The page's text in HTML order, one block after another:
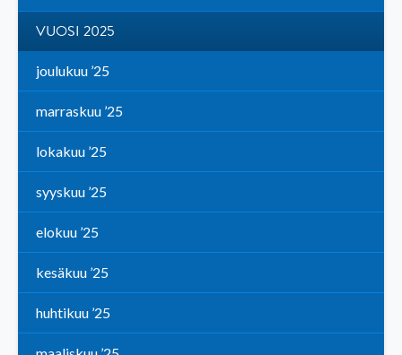
VUOSI 2025
joulukuu ’25
marraskuu ’25
lokakuu ’25
syyskuu ’25
elokuu ’25
kesäkuu ’25
huhtikuu ’25